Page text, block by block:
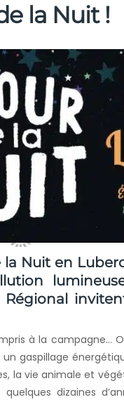
la Nuit !
la Nuit en
Régional
à la campagne…
gaspillage
la vie animale et
dizaines